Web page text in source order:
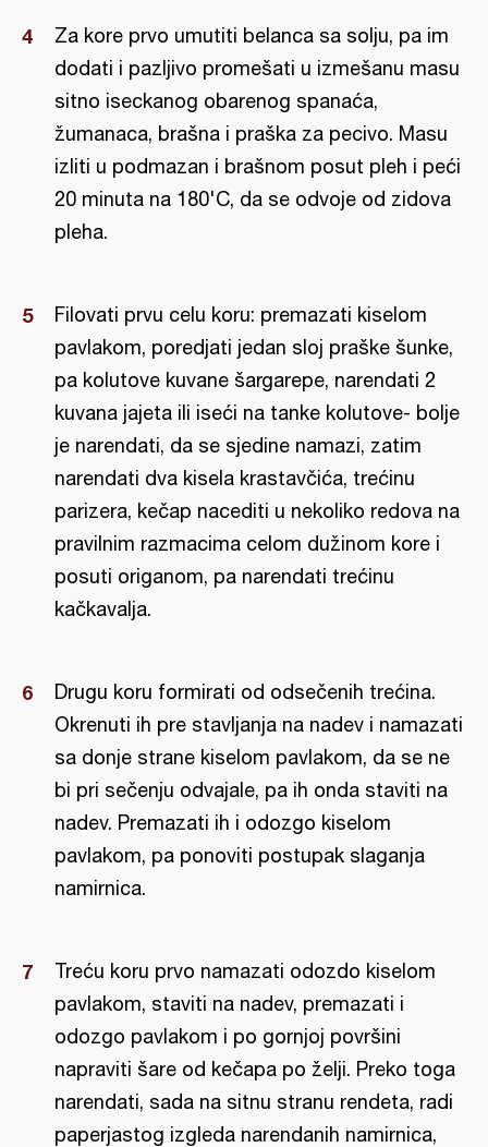
Za kore prvo umutiti belanca sa solju, pa im
dodati i pazljivo promešati u izmešanu masu
sitno iseckanog obarenog spanaća,
žumanaca, brašna i praška za pecivo. Masu
izliti u podmazan i brašnom posut pleh i peći
20 minuta na 180'C, da se odvoje od zidova
pleha.
Filovati prvu celu koru: premazati kiselom
pavlakom, poredjati jedan sloj praške šunke,
pa kolutove kuvane šargarepe, narendati 2
kuvana jajeta ili iseći na tanke kolutove- bolje
je narendati, da se sjedine namazi, zatim
narendati dva kisela krastavčića, trećinu
parizera, kečap nacediti u nekoliko redova na
pravilnim razmacima celom dužinom kore i
posuti origanom, pa narendati trećinu
kačkavalja.
Drugu koru formirati od odsečenih trećina.
Okrenuti ih pre stavljanja na nadev i namazati
sa donje strane kiselom pavlakom, da se ne
bi pri sečenju odvajale, pa ih onda staviti na
nadev. Premazati ih i odozgo kiselom
pavlakom, pa ponoviti postupak slaganja
namirnica.
Treću koru prvo namazati odozdo kiselom
pavlakom, staviti na nadev, premazati i
odozgo pavlakom i po gornjoj površini
napraviti šare od kečapa po želji. Preko toga
narendati, sada na sitnu stranu rendeta, radi
paperjastog izgleda narendanih namirnica,